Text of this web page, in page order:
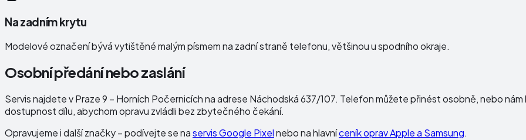
Na zadním krytu
Modelové označení bývá vytištěné malým písmem na zadní straně telefonu, většinou u spodního okraje.
Osobní předání nebo zaslání
Servis najdete v Praze 9 – Horních Počernicích na adrese Náchodská 637/107. Telefon můžete přinést osobně, nebo
dostupnost dílu, abychom opravu zvládli bez zbytečného čekání.
Opravujeme i další značky – podívejte se naservis Google Pixelnebo na hlavníceník oprav Apple a Samsung.